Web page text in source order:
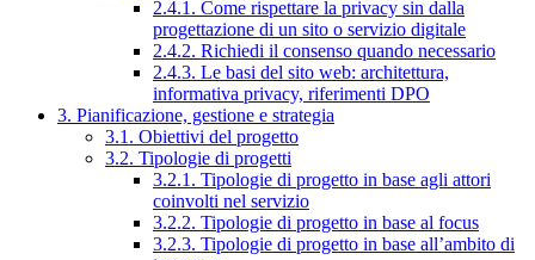
2.4.1. Come rispettare la privacy sin dalla
progettazione di un sito o servizio digitale
2.4.2. Richiedi il consenso quando necessario
2.4.3. Le basi del sito web: architettura,
informativa privacy, riferimenti DPO
3. Pianificazione, gestione e strategia
3.1. Obiettivi del progetto
3.2. Tipologie di progetti
3.2.1. Tipologie di progetto in base agli attori
coinvolti nel servizio
3.2.2. Tipologie di progetto in base al focus
3.2.3. Tipologie di progetto in base all’ambito di